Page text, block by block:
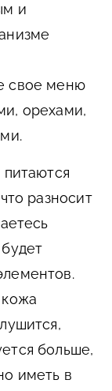
и
свое меню
орехами,
разносит
больше,
иметь в